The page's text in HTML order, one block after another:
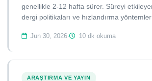
genellikle 2-12 hafta sürer. Süreyi
dergi politikaları ve hızlandırma
Jun 30, 2026· 10 dk okuma
ARAŞTIRMA VE YAYIN